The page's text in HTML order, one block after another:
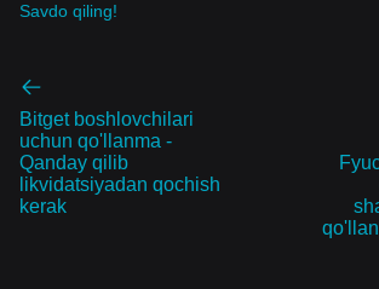
Savdo qiling!
Bitget boshlovchilari
uchun qo'llanma -
Qanday qilib
likvidatsiyadan qochish
kerak